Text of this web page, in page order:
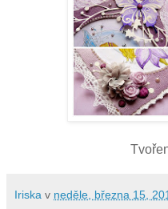
Iriska v neděle, března 15,